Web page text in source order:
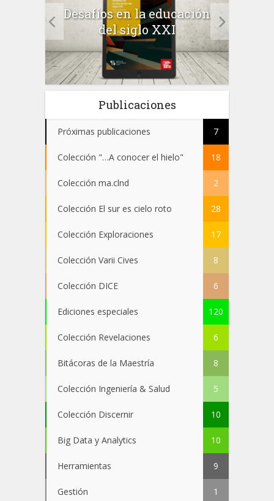
Desafíos en la educación
del siglo XXI
Publicaciones
Próximas publicaciones 7
Colección "…A conocer el hielo" 18
Colección ma.clnd 2
Colección El sur es cielo roto 28
Colección Exploraciones 17
Colección Varii Cives 8
Colección DICE 6
Ediciones especiales 120
Colección Revelaciones 6
Bitácoras de la Maestría 8
Colección Ingeniería & Salud 5
Colección Discernir 10
Big Data y Analytics 10
Herramientas 9
Gestión 1